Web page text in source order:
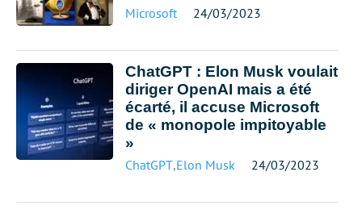
Microsoft 24/03/2023
ChatGPT : Elon Musk voulait
diriger OpenAI mais a été
écarté, il accuse Microsoft
de « monopole impitoyable
»
ChatGPT,Elon Musk 24/03/2023